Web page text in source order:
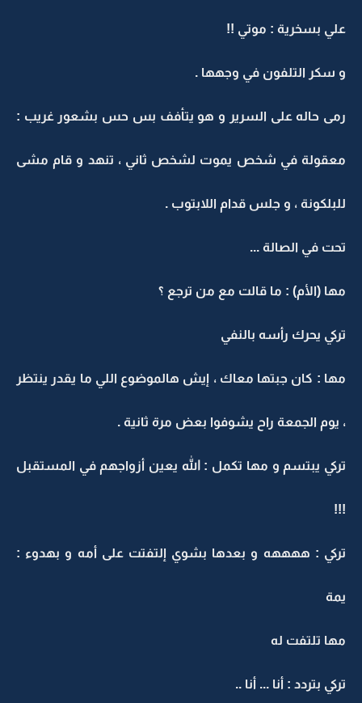
علي بسخرية : موتي !!
و سكر التلفون في وجهها .
رمى حاله على السرير و هو يتأفف بس حس بشعور غريب :
معقولة في شخص يموت لشخص ثاني ، تنهد و قام مشى
للبلكونة ، و جلس قدام اللابتوب .
تحت في الصالة ...
مها (الأم) : ما قالت مع من ترجع ؟
تركي يحرك رأسه بالنفي
مها : كان جبتها معاك ، إيش هالموضوع اللي ما يقدر ينتظر
، يوم الجمعة راح يشوفوا بعض مرة ثانية .
تركي يبتسم و مها تكمل : الله يعين أزواجهم في المستقبل
!!!
تركي : ههههه و بعدها بشوي إلتفتت على أمه و بهدوء :
يمة
مها تلتفت له
تركي بتردد : أنا ... أنا ..